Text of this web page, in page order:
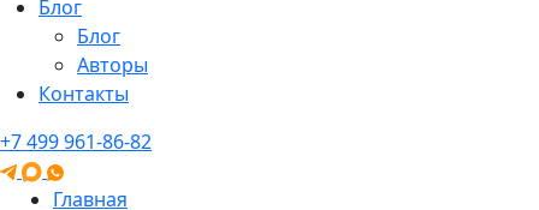
Блог
Блог
Авторы
Контакты
+7 499 961-86-82
Главная